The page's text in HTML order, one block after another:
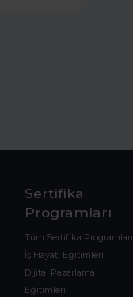
Sertifika
Programları
Tüm Sertifika Programları
İş Hayatı Eğitimleri
Dijital Pazarlama
Eğitimleri